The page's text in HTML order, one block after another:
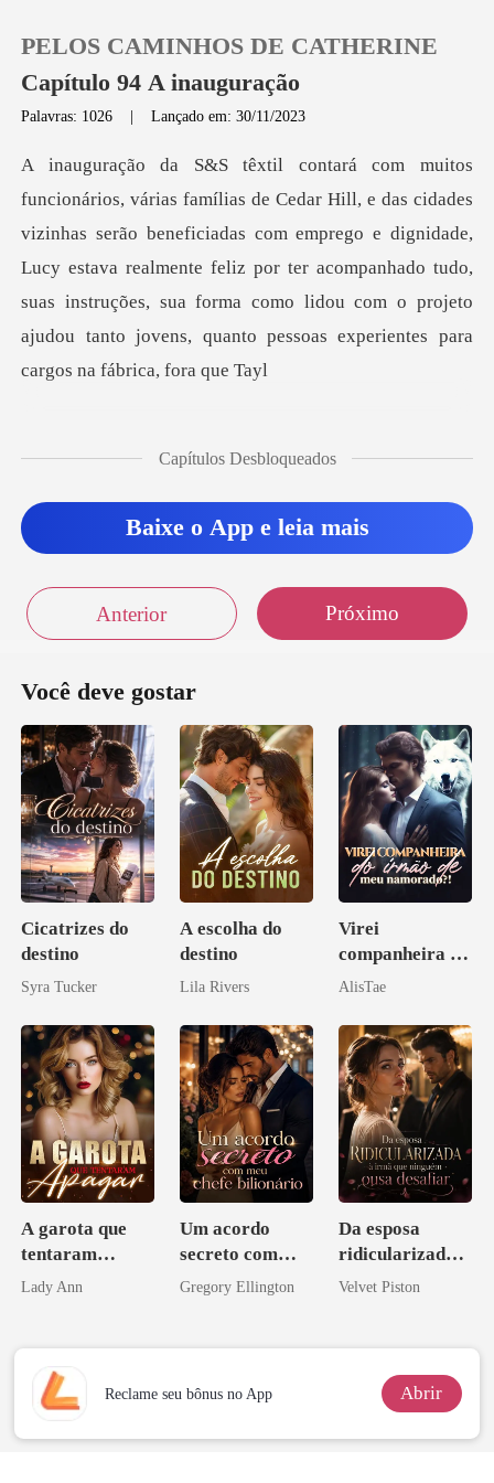
0
PELOS CAMINHOS DE CATHERINE
Capítulo 94 A inauguração
Palavras: 1026 |Lançado em: 30/11/2023
erão beneficiadas com emprego e dignidade,
Lucy estava realmente feliz por ter acompanhado tudo,
suas instruções, su
Capítulos Desbloqueados
Baixe o App e leia mais
Anterior Próximo
Você deve gostar
Cicatrizes do
destino
Syra Tucker
A escolha do
destino
Lila Rivers
Virei
companheira do
irmão de meu
AlisTae
A garota que
tentaram
apagar
Lady Ann
Um acordo
secreto com
meu chefe
Gregory Ellington
Da esposa
ridicularizada à
irmã que
Velvet Piston
Reclame seu bônus no App Abrir